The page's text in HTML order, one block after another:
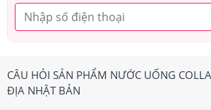
CÂU HỎI SẢN PHẨM NƯỚC UỐNG
ĐỊA NHẬT BẢN